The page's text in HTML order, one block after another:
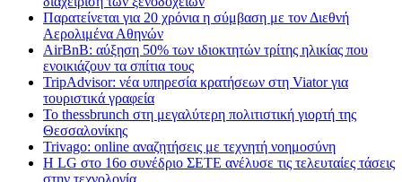
Παρατείνεται για 20 χρόνια η σύμβαση με τον Διεθνή
Αερολιμένα Αθηνών
AirBnB: αύξηση 50% των ιδιοκτητών τρίτης ηλικίας που
ενοικιάζουν τα σπίτια τους
TripAdvisor: νέα υπηρεσία κρατήσεων στη Viator για
τουριστικά γραφεία
Το thessbrunch στη μεγαλύτερη πολιτιστική γιορτή της
Θεσσαλονίκης
Trivago: online αναζητήσεις με τεχνητή νοημοσύνη
H LG στο 16ο συνέδριο ΣΕΤΕ ανέλυσε τις τελευταίες τάσεις
στην τεχνολογία